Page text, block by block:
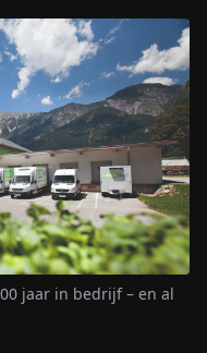
jaar in bedrijf – en al